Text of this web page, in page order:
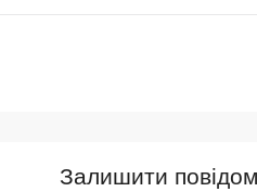
Залишити